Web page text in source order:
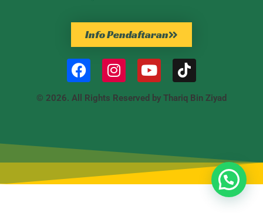
Info Pendaftaran
© 2026. All Rights Reserved by Thariq Bin Ziyad